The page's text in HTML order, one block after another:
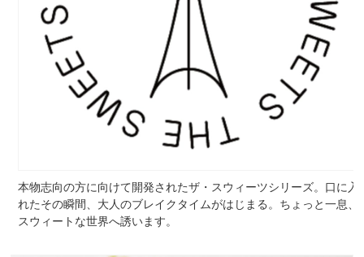
本物志向の方に向けて開発されたザ・スウィーツシリーズ。口に入
れたその瞬間、大人のブレイクタイムがはじまる。ちょっと一息、
スウィートな世界へ誘います。